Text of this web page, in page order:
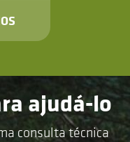
ajudá-lo
consulta técnica